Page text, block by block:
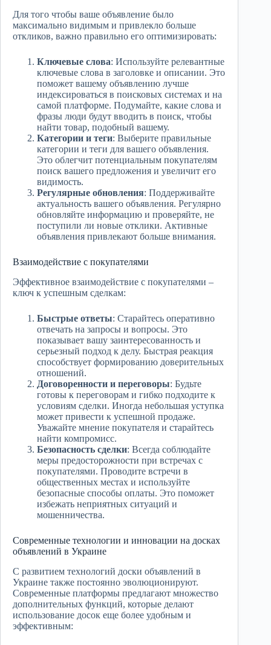
Для того чтобы ваше объявление было
максимально видимым и привлекло больше
откликов, важно правильно его оптимизировать:
Ключевые слова: Используйте релевантные
ключевые слова в заголовке и описании. Это
поможет вашему объявлению лучше
индексироваться в поисковых системах и на
самой платформе. Подумайте, какие слова и
фразы люди будут вводить в поиск, чтобы
найти товар, подобный вашему.
Категории и теги: Выберите правильные
категории и теги для вашего объявления.
Это облегчит потенциальным покупателям
поиск вашего предложения и увеличит его
видимость.
Регулярные обновления: Поддерживайте
актуальность вашего объявления. Регулярно
обновляйте информацию и проверяйте, не
поступили ли новые отклики. Активные
объявления привлекают больше внимания.
Взаимодействие с покупателями
Эффективное взаимодействие с покупателями –
ключ к успешным сделкам:
Быстрые ответы: Старайтесь оперативно
отвечать на запросы и вопросы. Это
показывает вашу заинтересованность и
серьезный подход к делу. Быстрая реакция
способствует формированию доверительных
отношений.
Договоренности и переговоры: Будьте
готовы к переговорам и гибко подходите к
условиям сделки. Иногда небольшая уступка
может привести к успешной продаже.
Уважайте мнение покупателя и старайтесь
найти компромисс.
Безопасность сделки: Всегда соблюдайте
меры предосторожности при встречах с
покупателями. Проводите встречи в
общественных местах и используйте
безопасные способы оплаты. Это поможет
избежать неприятных ситуаций и
мошенничества.
Современные технологии и инновации на досках
объявлений в Украине
С развитием технологий доски объявлений в
Украине также постоянно эволюционируют.
Современные платформы предлагают множество
дополнительных функций, которые делают
использование досок еще более удобным и
эффективным: